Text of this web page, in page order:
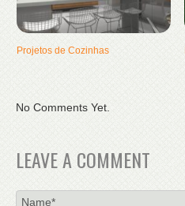
Projetos de Cozinhas
No Comments Yet.
LEAVE A COMMENT